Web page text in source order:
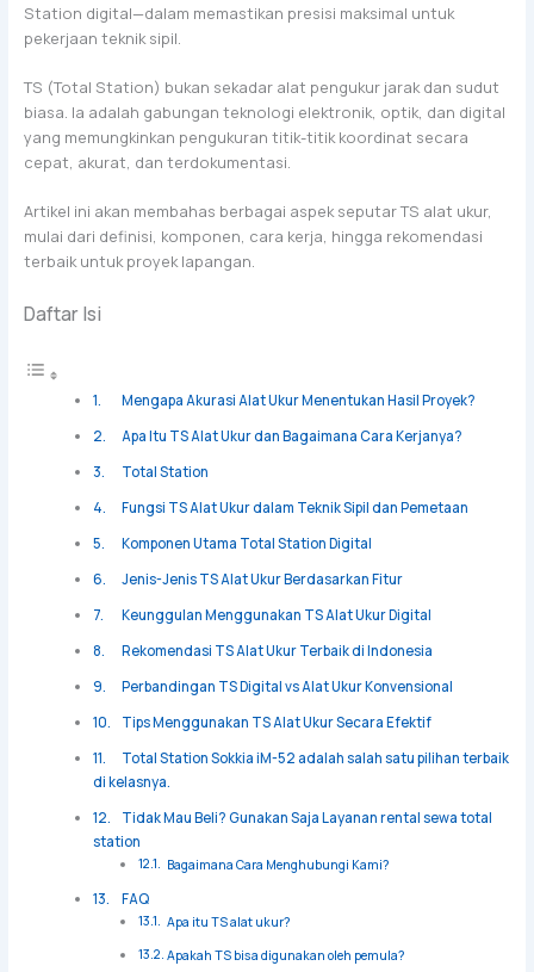
Station digital—dalam memastikan presisi maksimal untuk
pekerjaan teknik sipil.
TS (Total Station) bukan sekadar alat pengukur jarak dan sudut
biasa. Ia adalah gabungan teknologi elektronik, optik, dan digital
yang memungkinkan pengukuran titik-titik koordinat secara
cepat, akurat, dan terdokumentasi.
Artikel ini akan membahas berbagai aspek seputar TS alat ukur,
mulai dari definisi, komponen, cara kerja, hingga rekomendasi
terbaik untuk proyek lapangan.
Daftar Isi
Mengapa Akurasi Alat Ukur Menentukan Hasil Proyek?
Apa Itu TS Alat Ukur dan Bagaimana Cara Kerjanya?
Total Station
Fungsi TS Alat Ukur dalam Teknik Sipil dan Pemetaan
Komponen Utama Total Station Digital
Jenis-Jenis TS Alat Ukur Berdasarkan Fitur
Keunggulan Menggunakan TS Alat Ukur Digital
Rekomendasi TS Alat Ukur Terbaik di Indonesia
Perbandingan TS Digital vs Alat Ukur Konvensional
Tips Menggunakan TS Alat Ukur Secara Efektif
Total Station Sokkia iM-52 adalah salah satu pilihan terbaik
di kelasnya.
Tidak Mau Beli? Gunakan Saja Layanan rental sewa total
station
Bagaimana Cara Menghubungi Kami?
FAQ
Apa itu TS alat ukur?
Apakah TS bisa digunakan oleh pemula?